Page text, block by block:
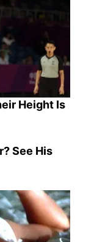
Height Is
See His